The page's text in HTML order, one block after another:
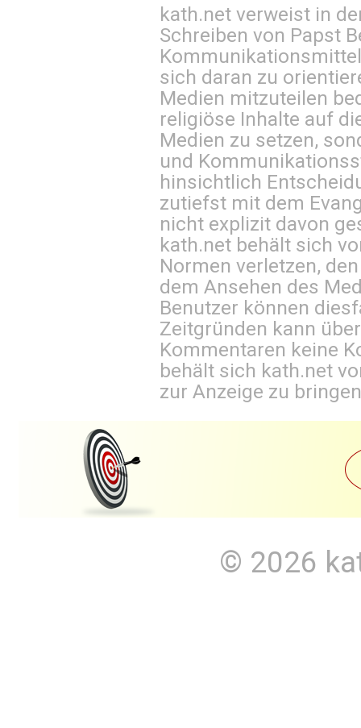
kath.net verweist in
Schreiben von Papst
sich daran zu
Medien mitzuteilen
religiöse Inhalte auf
Medien zu setzen,
und
hinsichtlich
zutiefst mit dem
nicht explizit davon
kath.net behält sich
Normen verletzen,
dem Ansehen des
Benutzer können
Zeitgründen kann
Kommentaren keine
behält sich kath.net
zur Anzeige zu
© 2026